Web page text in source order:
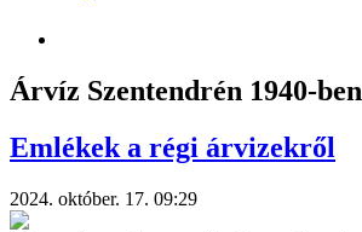
Árvíz Szentendrén 1940-ben
Emlékek a régi árvizekről
2024. október. 17. 09:29